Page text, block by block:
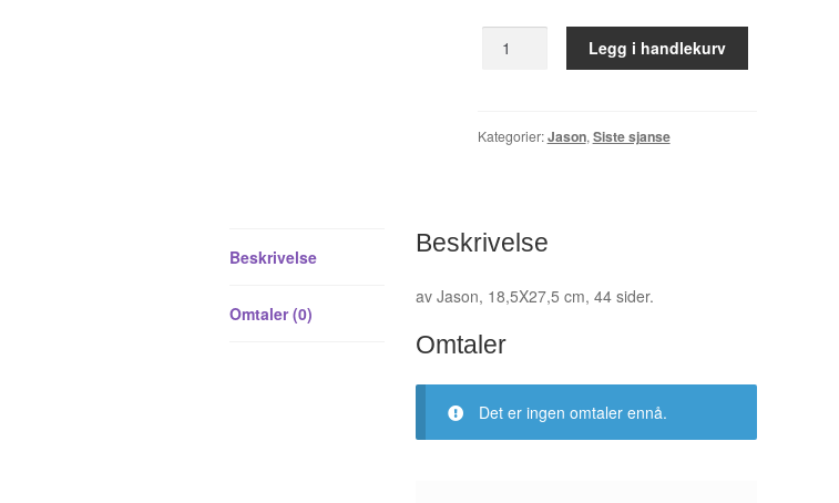
Mjau
Legg i handlekurv
Kategorier:Jason, Siste sjanse
Beskrivelse
Omtaler (0)
Beskrivelse
av Jason, 18,5X27,5 cm, 44 sider.
Omtaler
Det er ingen omtaler ennå.